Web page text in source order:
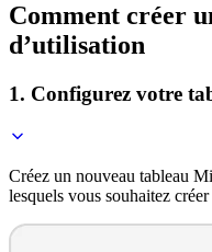
Comment créer
d’utilisation
1. Configurez votre
Créez un nouveau tableau
lesquels vous souhaitez